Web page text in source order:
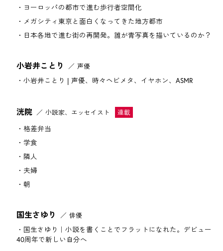
ヨーロッパの都市で進む歩行者空間化
メガシティ東京と面白くなってきた地方都市
日本各地で進む街の再開発。誰が青写真を描いているのか？
小岩井ことり
声優
小岩井ことり | 声優、時々ヘビメタ、イヤホン、ASMR
洸院 小説家、エッセイスト
格差弁当
学食
隣人
夫婦
朝
国生さゆり
俳優
国生さゆり｜小説を書くことでフラットになれた。デビュー
40周年で新しい自分へ